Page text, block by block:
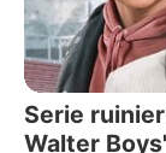
Serie
Walter